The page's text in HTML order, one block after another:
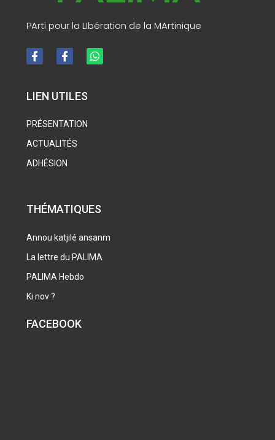
PArti pour la LIbération de la MArtinique
LIEN UTILES
PRÉSENTATION
ACTUALITÉS
ADHÉSION
THÉMATIQUES
Annou katjilé ansanm
La lettre du PALIMA
PALIMA Hebdo
Ki nov ?
FACEBOOK